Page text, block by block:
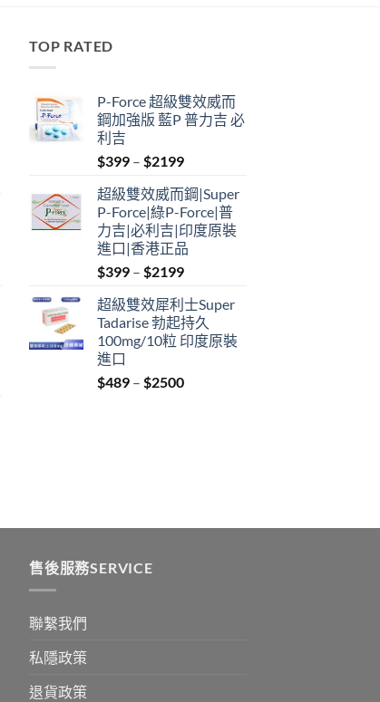
TOP RATED
P-Force 超級雙效威而
鋼加強版 藍P 普力吉 必
利吉
$399 – $2199Price
$399
through
$2199
超級雙效威而鋼|Super
P-Force|綠P-Force|普
力吉|必利吉|印度原裝
進口|香港正品
$399 – $2199Price
$399
through
$2199
超級雙效犀利士Super
Tadarise 勃起持久
100mg/10粒 印度原裝
進口
$489 – $2500Price
售後服務SERVICE
聯繫我們
私隱政策
退貨政策